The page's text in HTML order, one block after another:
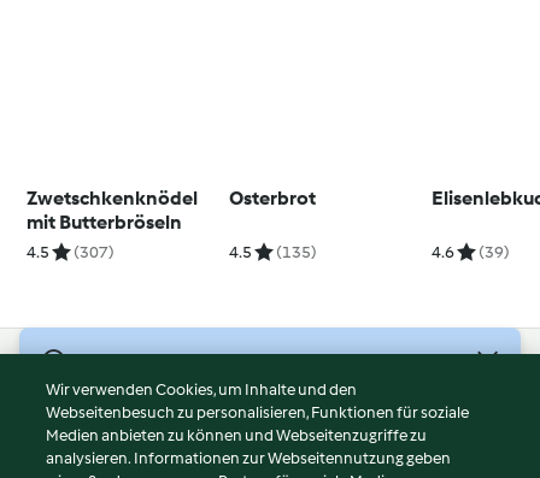
Zwetschkenknödel
mit Butterbröseln
4.5 (307)
Osterbrot
4.5 (135) 4.6 (39)
Nutzungsbedingungen
Datenschutzrichtlinien
Wir verwenden Cookies, um Inhalte und den
Webseitenbesuch zu personalisieren, Funktionen für soziale
Medien anbieten zu können und Webseitenzugriffe zu
analysieren. Informationen zur Webseitennutzung geben